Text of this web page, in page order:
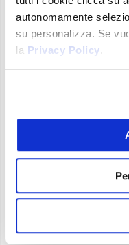
autonomamente
su personalizza. Se
la Privacy Policy.
pausa del trend
Il tempo sul ciclo
tiranno
le più difficili,
anche una fase
In questo caso
,
questa seconda
settimana verso la
favore inizierà a